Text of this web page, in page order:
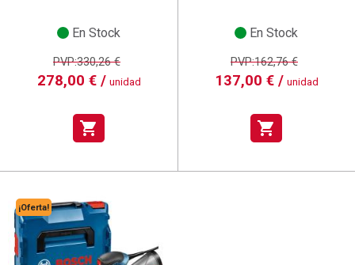
En Stock
PVP:330,26 €
278,00 € / unidad
shopping_cart
En Stock
PVP:162,76 €
137,00 € / unidad
shopping_cart
¡Oferta!